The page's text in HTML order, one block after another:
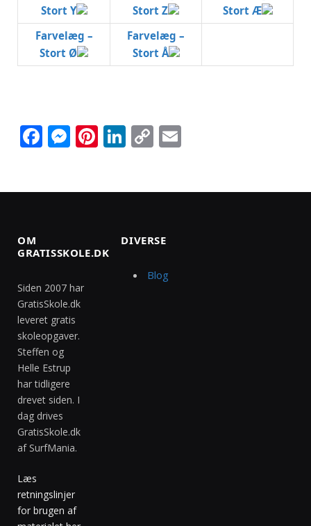
Stort Y
Stort Z
Stort Æ
Farvelæg –
Stort Ø
Farvelæg –
Stort Å
Facebook
Messenger
Pinterest
LinkedIn
Copy
OM
GRATISSKOLE.DK
Siden 2007 har
GratisSkole.dk
leveret gratis
skoleopgaver.
Steffen og
Helle Estrup
har tidligere
drevet siden. I
dag drives
GratisSkole.dk
af SurfMania.
Læs
retningslinjer
for brugen af
DIVERSE
Blog